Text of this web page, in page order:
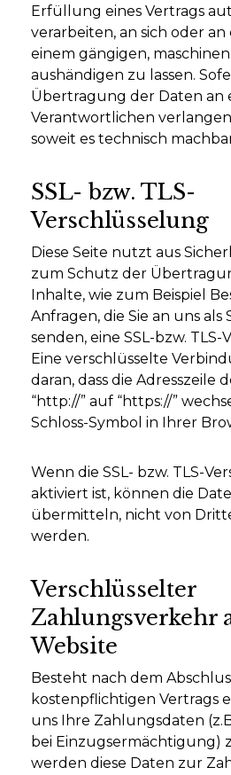
Erfüllung eines Vertrags
verarbeiten, an sich oder
einem gängigen,
aushändigen zu lassen.
Übertragung der Daten an
Verantwortlichen
soweit es technisch
SSL- bzw. TLS-
Verschlüsselung
Diese Seite nutzt aus
zum Schutz der
Inhalte, wie zum Beispiel
Anfragen, die Sie an uns
senden, eine SSL-bzw.
Eine verschlüsselte
daran, dass die Adresszeile
“http://” auf “https://”
Schloss-Symbol in Ihrer
Wenn die SSL- bzw. TLS-
aktiviert ist, können die
übermitteln, nicht von
werden.
Verschlüsselter
Zahlungsverkehr
Website
Besteht nach dem
kostenpflichtigen Vertrags
uns Ihre Zahlungsdaten
bei Einzugsermächtigung)
werden diese Daten zur